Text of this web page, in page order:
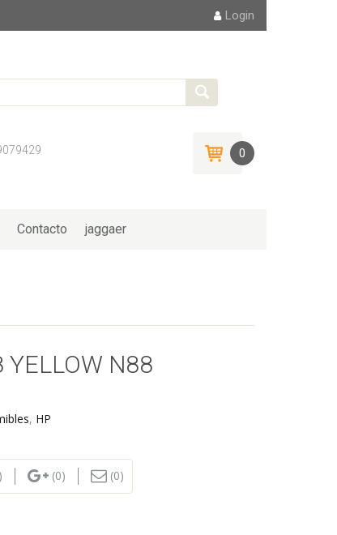
Login
0
Contacto jaggaer
YELLOW N88
, HP
(0) (0)